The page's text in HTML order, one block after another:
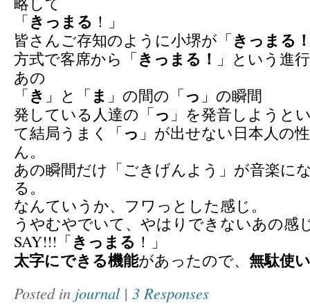
「きっまる ！」
皆さんご存知のように小堺が「きっまる
方式で客席から「きっまる！ 」という進
あの
「き 」と「 ま 」の間の「っ 」の瞬間
発している人達の「っ 」を発音しようと
て結局うまく「っ 」が出せない日本人の
ん。
あの瞬間だけ「ごきげんよう」が音楽に
る。
なんていうか、フワっとした感じ。
うやむやでいて、やはりできないあの感
SAY!!!「きっまる ！」
太字にできる機能があったので、 無駄使い
Posted in journal| 3 Responses